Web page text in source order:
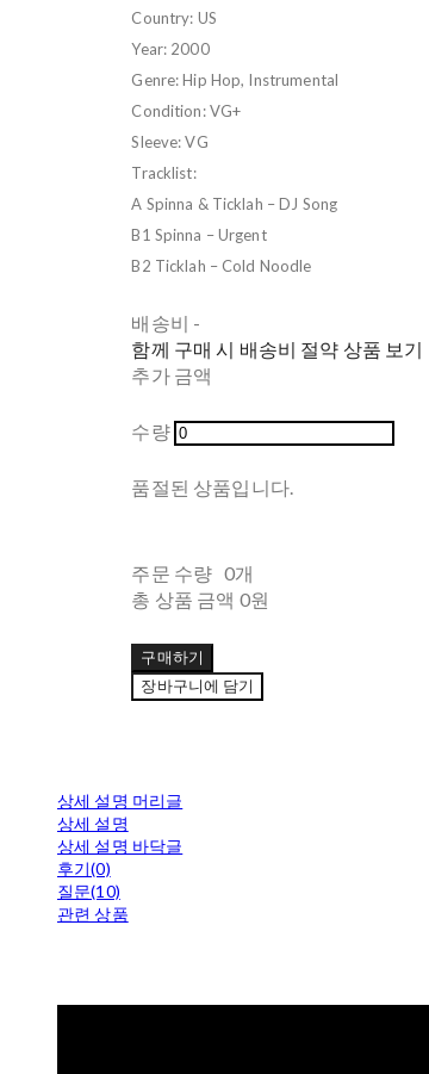
Country: US
Year: 2000
Genre: Hip Hop, Instrumental
Condition: VG+
Sleeve: VG
Tracklist:
A Spinna & Ticklah – DJ Song
B1 Spinna – Urgent
B2 Ticklah – Cold Noodle
배송비 -
함께 구매 시 배송비 절약 상품 보기
추가 금액
수량
품절된 상품입니다.
주문 수량 0개
총 상품 금액 0원
구매하기
장바구니에 담기
상세 설명 머리글
상세 설명
상세 설명 바닥글
후기(0)
질문(10)
관련 상품